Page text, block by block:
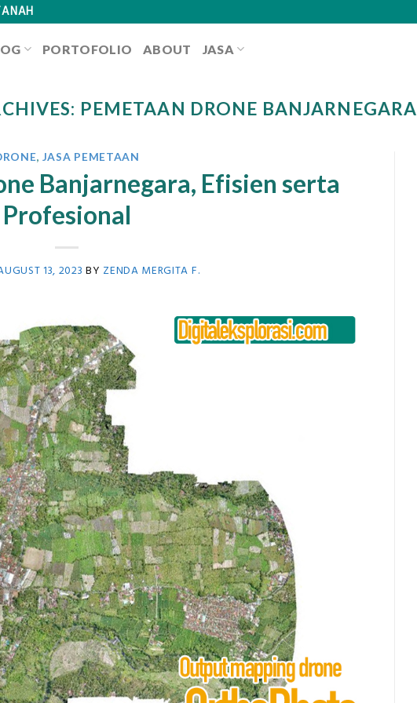
PORTOFOLIO ABOUT JASA
PEMETAAN DRONE BANJARNEGARA
, JASA PEMETAAN
Banjarnegara, Efisien serta
Profesional
13, 2023 BY ZENDA MERGITA F.